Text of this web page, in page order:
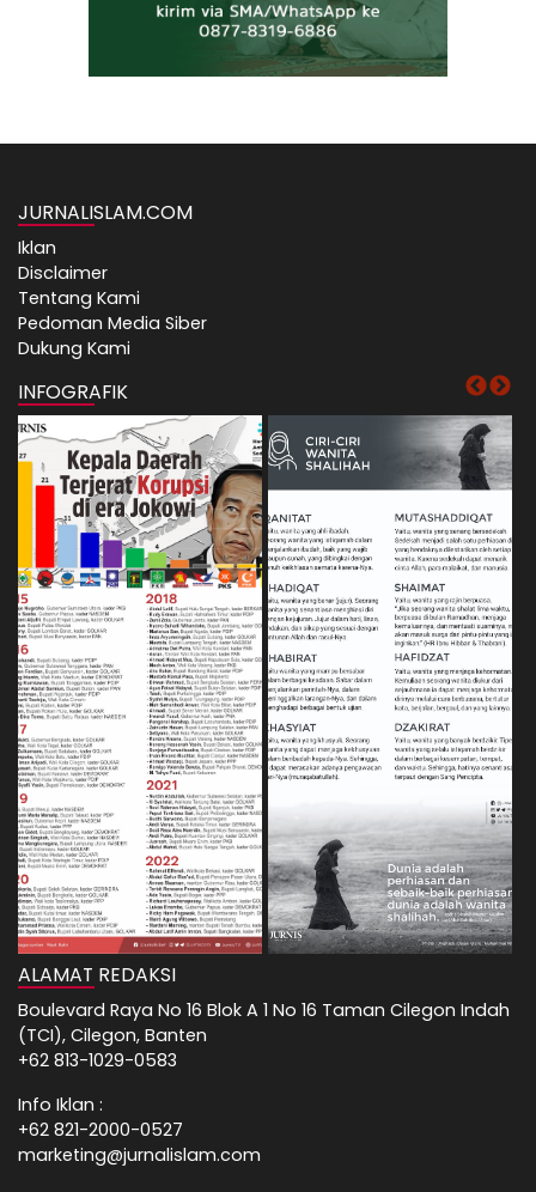
JURNALISLAM.COM
Iklan
Disclaimer
Tentang Kami
Pedoman Media Siber
Dukung Kami
INFOGRAFIK
ALAMAT REDAKSI
Boulevard Raya No 16 Blok A 1 No 16 Taman Cilegon Indah
(TCI), Cilegon, Banten
+62 813-1029-0583
Info Iklan :
+62 821-2000-0527
marketing@jurnalislam.com